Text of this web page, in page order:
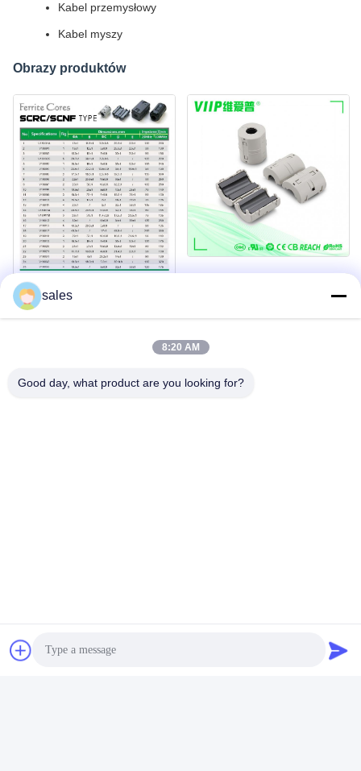
Kabel przemysłowy
Kabel myszy
Obrazy produktów
sales
8:20 AM
Good day, what product are you looking for?